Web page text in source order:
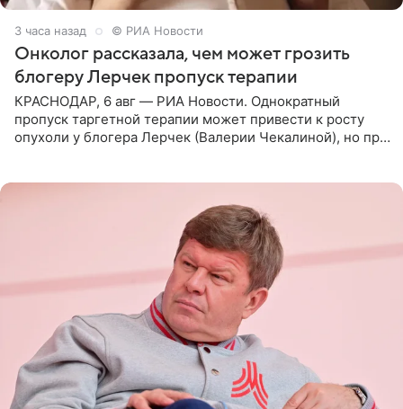
3 часа назад © РИА Новости
Онколог рассказала, чем может грозить
блогеру Лерчек пропуск терапии
КРАСНОДАР, 6 авг — РИА Новости. Однократный
пропуск таргетной терапии может привести к росту
опухоли у блогера Лерчек (Валерии Чекалиной), но при